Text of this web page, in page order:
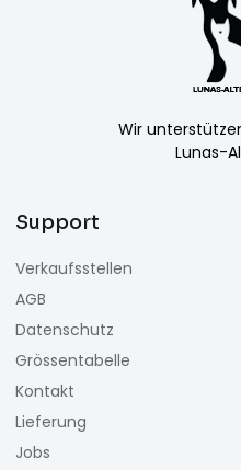
Wir
Lunas-
Support
Verkaufsstellen
AGB
Datenschutz
Grössentabelle
Kontakt
Lieferung
Jobs